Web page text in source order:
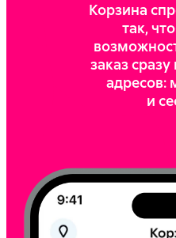
Корзина
так,
заказ
адресов:
и